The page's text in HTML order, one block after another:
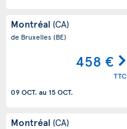
Montréal (CA)
de Bruxelles (BE)
458 €
TTC
09 OCT. au 15 OCT.
Montréal (CA)